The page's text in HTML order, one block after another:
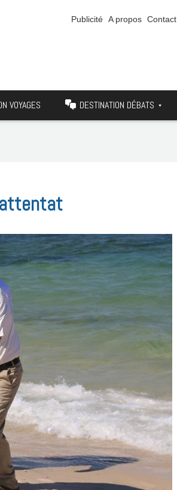
Publicité A propos Contact
VOYAGES DESTINATION DÉBATS